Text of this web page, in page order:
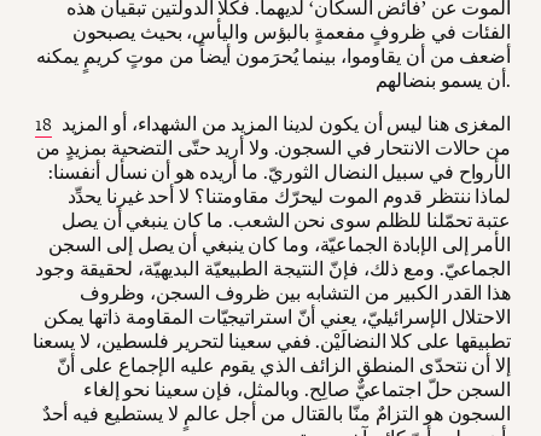
الموت عن ’فائض السكان‘ لديهما. فكلا الدولتين تبقيان هذه
الفئات في ظروفٍ مفعمةٍ بالبؤس واليأس، بحيث يصبحون
أضعف من أن يقاوموا، بينما يُحرَمون أيضاً من موتٍ كريمٍ يمكنه
أن يسمو بنضالهم.
18
من حالات الانتحار في السجون. ولا أريد حتّى التضحية بمزيدٍ من
الأرواح في سبيل النضال الثوريّ. ما أريده هو أن نسأل أنفسنا:
لماذا ننتظر قدوم الموت ليحرّك مقاومتنا؟ لا أحد غيرنا يحدِّد
عتبة تحمّلنا للظلم سوى نحن الشعب. ما كان ينبغي أن يصل
الأمر إلى الإبادة الجماعيّة، وما كان ينبغي أن يصل إلى السجن
الجماعيّ. ومع ذلك، فإنّ النتيجة الطبيعيّة البديهيّة، لحقيقة وجود
هذا القدر الكبير من التشابه بين ظروف السجن، وظروف
الاحتلال الإسرائيليّ، يعني أنّ استراتيجيّات المقاومة ذاتها يمكن
تطبيقها على كلا النضالَيْن. ففي سعينا لتحرير فلسطين، لا يسعنا
إلا أن نتحدّى المنطق الزائف الذي يقوم عليه الإجماع على أنّ
السجن حلّ اجتماعيٌّ صالِح. وبالمثل، فإن سعينا نحو إلغاء
السجون هو التزامٌ منّا بالقتال من أجل عالمٍ لا يستطيع فيه أحدٌ